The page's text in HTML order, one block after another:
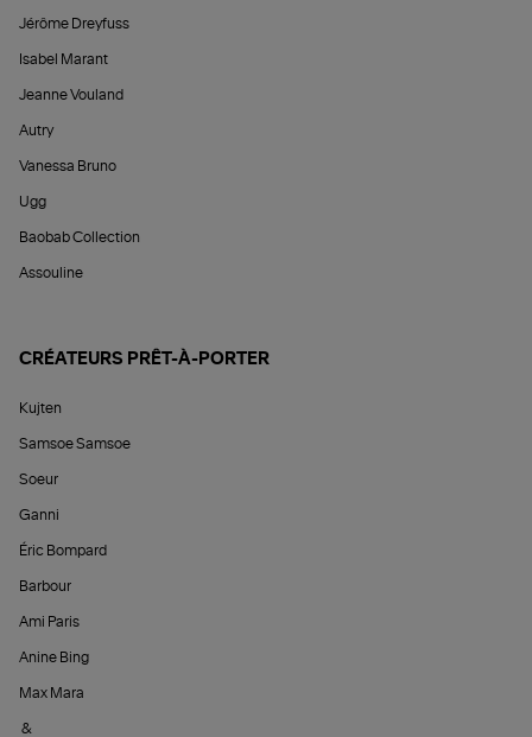
Jérôme Dreyfuss
Isabel Marant
Jeanne Vouland
Autry
Vanessa Bruno
Ugg
Baobab Collection
Assouline
CRÉATEURS PRÊT-À-PORTER
Kujten
Samsoe Samsoe
Soeur
Ganni
Éric Bompard
Barbour
Ami Paris
Anine Bing
Max Mara
&